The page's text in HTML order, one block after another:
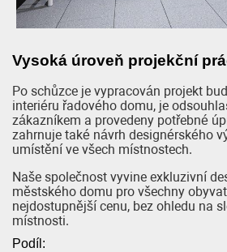
Vysoká úroveň projekční
Po schůzce je vypracován projekt
interiéru řadového domu, je
zákazníkem a provedeny potřebné
zahrnuje také návrh designérského
umístění ve všech místnostech.
Naše společnost vyvine exkluzivní
městského domu pro všechny
nejdostupnější cenu, bez ohledu na
místnosti.
Podíl: